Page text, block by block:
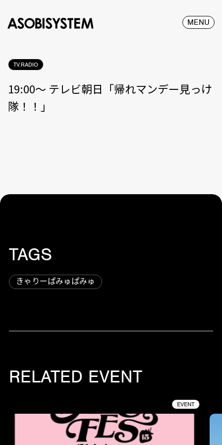
MENU
TV.RADIO
19:00〜 テレビ朝日「帰れマンデー見っけ
隊！！」
TAGS
きゃりーぱみゅぱみゅ
RELATED EVENT
EVENT